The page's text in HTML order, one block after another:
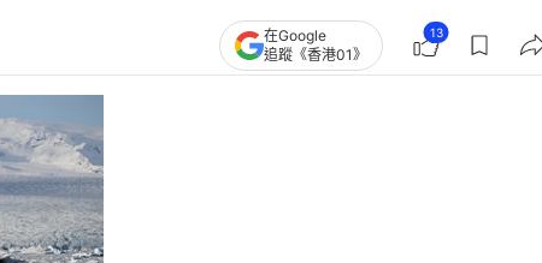
在Google
追蹤《香港01》
13